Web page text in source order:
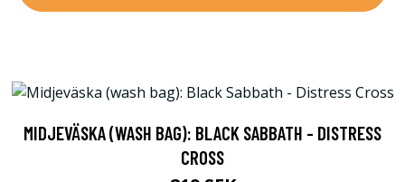
MIDJEVÄSKA (WASH BAG): BLACK SABBATH - DISTRESS
CROSS